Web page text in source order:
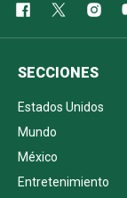
SECCIONES
Estados Unidos
Mundo
México
Entretenimiento